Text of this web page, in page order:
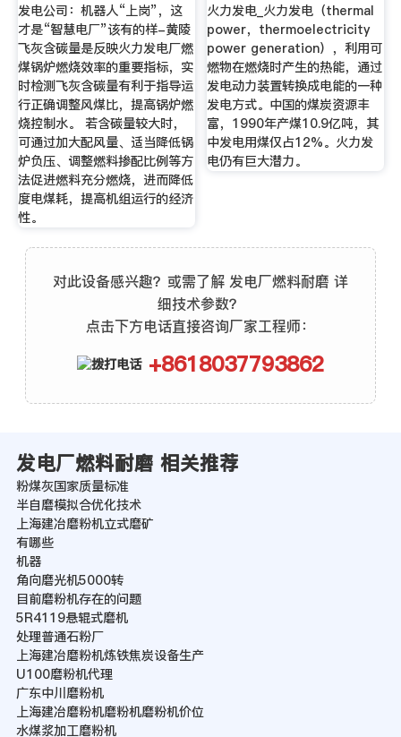
发电公司：机器人“上岗”，这
才是“智慧电厂”该有的样-黄陵
飞灰含碳量是反映火力发电厂燃
煤锅炉燃烧效率的重要指标，实
时检测飞灰含碳量有利于指导运
行正确调整风煤比，提高锅炉燃
烧控制水。 若含碳量较大时，
可通过加大配风量、适当降低锅
炉负压、调整燃料掺配比例等方
法促进燃料充分燃烧，进而降低
度电煤耗，提高机组运行的经济
性。
火力发电_火力发电（thermal
power，thermoelectricity
power generation），利用可
燃物在燃烧时产生的热能，通过
发电动力装置转换成电能的一种
发电方式。中国的煤炭资源丰
富，1990年产煤10.9亿吨，其
中发电用煤仅占12%。火力发
电仍有巨大潜力。
对此设备感兴趣？或需了解 发电厂燃料耐磨 详
细技术参数？
点击下方电话直接咨询厂家工程师：
+8618037793862
发电厂燃料耐磨 相关推荐
粉煤灰国家质量标准
半自磨模拟合优化技术
上海建冶磨粉机立式磨矿
有哪些
机器
角向磨光机5000转
目前磨粉机存在的问题
5R4119悬辊式磨机
处理普通石粉厂
上海建冶磨粉机炼铁焦炭设备生产
U100磨粉机代理
广东中川磨粉机
上海建冶磨粉机磨粉机磨粉机价位
水煤浆加工磨粉机